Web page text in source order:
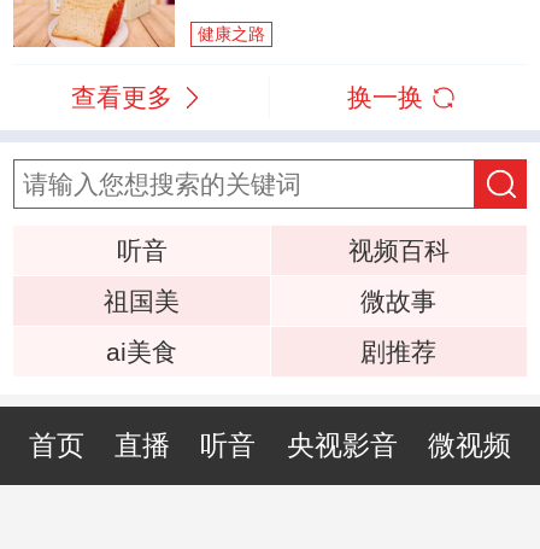
健康之路
查看更多 换一换
听音
视频百科
祖国美
微故事
ai美食
剧推荐
首页 直播 听音 央视影音 微视频